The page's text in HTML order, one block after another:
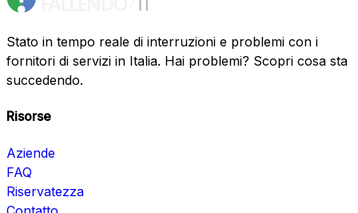
Stato in tempo reale di interruzioni e problemi con i
fornitori di servizi in Italia. Hai problemi? Scopri cosa sta
succedendo.
Risorse
Aziende
FAQ
Riservatezza